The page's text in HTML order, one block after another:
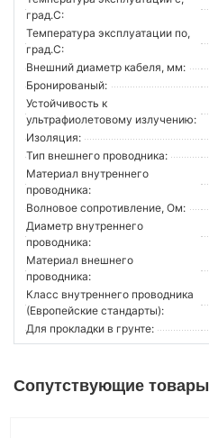
град.C:
Температура эксплуатации по,
град.C:
Внешний диаметр кабеля, мм:
Бронированый:
Устойчивость к
ультрафиолетовому излучению:
Изоляция:
Тип внешнего проводника:
Материал внутреннего
проводника:
Волновое сопротивление, Ом:
Диаметр внутреннего
проводника:
Материал внешнего
проводника:
Класс внутреннего проводника
(Европейские стандарты):
Для прокладки в грунте:
Сопутствующие товары